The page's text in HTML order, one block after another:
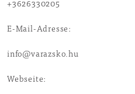
+3626330205
E-Mail-Adresse:
info@varazsko.hu
Webseite: